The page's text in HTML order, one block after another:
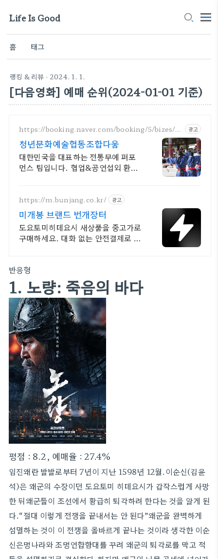
Life Is Good
홈 태그
랭킹 & 리뷰 · 2024. 1. 1.
[다음영화] 예매 순위(2024-01-01 기준)
https://booking.naver.com/booking/5/bizes/6
광고
청년문화예술협동조합다움
대한민국을 대표하는 전통무예 퍼포
먼스 팀입니다. 협업&공연섭외 환영
https://m.bunjang.co.kr/ 광고
미개봉 브랜드 번개장터
도요토미히데요시 새상품을 중고가로
구매하세요. 대화 없는 안전결제로 간
규 상품 업로드
반응형
1. 노량: 죽음의 바다
평점 : 8.2, 예매율 : 27.4%
임진왜란 발발로부터 7년이 지난 1598년 12월.이순신(김윤
석)은 왜군의 수장이던 도요토미 히데요시가 갑작스럽게 사망
한 뒤왜군들이 조선에서 황급히 퇴각하려 한다는 것을 알게 된
다.“절대 이렇게 전쟁을 끝내서는 안 된다”왜군을 완벽하게
섬멸하는 것이 이 전쟁을 올바르게 끝나는 것이라 생각한 이순
신은명나라와 조명연합함대를 꾸려 왜군의 퇴각로를 막고 적